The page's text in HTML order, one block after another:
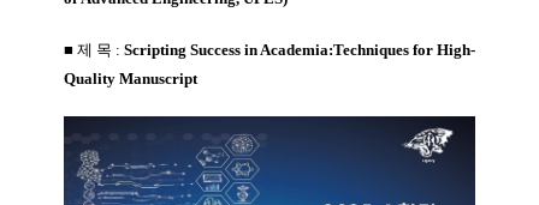
■ 제 목 : Scripting Success in Academia:Techniques for High-
Quality Manuscript